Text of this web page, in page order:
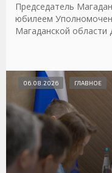
Председатель
юбилеем
Магаданской области
06.08.2026 ГЛАВНОЕ